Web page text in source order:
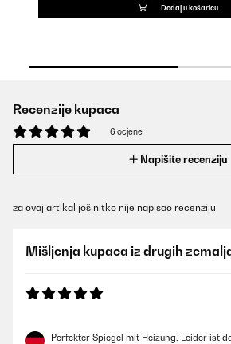
Dodaj u košaricu
Recenzije kupaca
6 ocjene
Napišite recenziju
za ovaj artikal još nitko nije napisao recenziju
Mišljenja kupaca iz drugih
Perfekter Spiegel mit Heizung. Leider ist